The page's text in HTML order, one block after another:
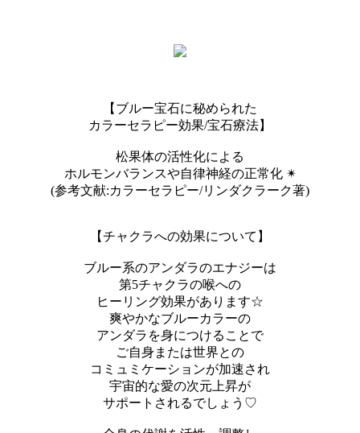
【ブルー宝石に秘められた
カラーセラピー効果/宝石療法】
松果体の活性化による
ホルモンバランスや自律神経の正常化 ✴︎︎
(参考文献:カラーセラピー/リンダクラーク著)
【チャクラへの効果について】
ブルー系のアンダラのエナジーは
第5チャクラの喉への
ヒーリング効果があります☆
爽やかなブルーカラーの
アンダラを身につけることで
ご自身または世界との
コミュミケーションが加速され
宇宙的な愛の次元上昇が
サポートされるでしょう♡